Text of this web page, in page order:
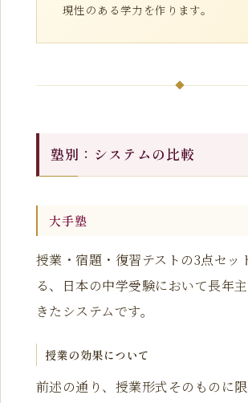
現性のある学力を作ります。
塾別：システムの比較
大手塾
授業・宿題・復習テストの3点セッ
る、日本の中学受験において長年
きたシステムです。
授業の効果について
前述の通り、授業形式そのものに